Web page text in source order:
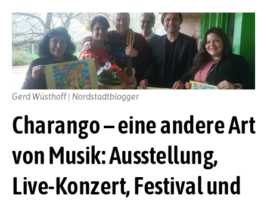
Charango – eine andere Art
von Musik: Ausstellung,
Live-Konzert, Festival und
Gerd Wüsthoff | Nordstadtblogger